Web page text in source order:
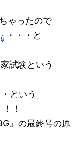
ゃったので
・・・と
試験という
・という
！
』の最終号の原